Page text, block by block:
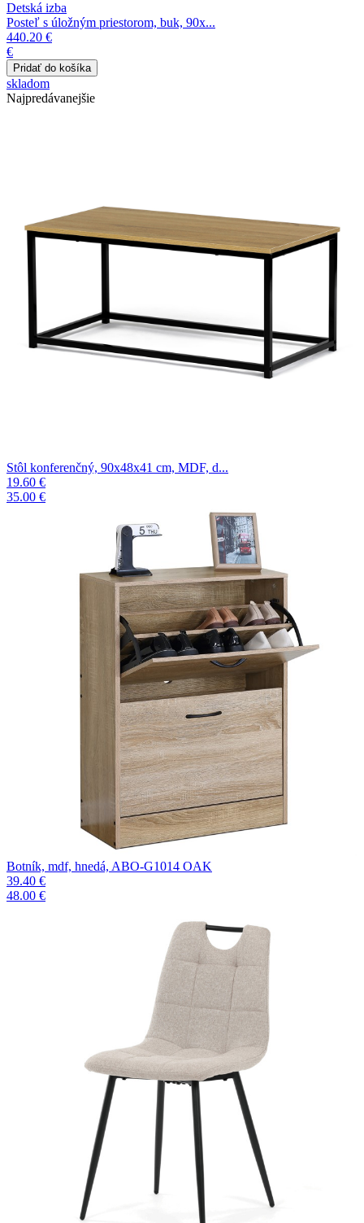
Detská izba
Posteľ s úložným priestorom, buk, 90x...
440.20 €
€
skladom
Najpredávanejšie
Stôl konferenčný, 90x48x41 cm, MDF, d...
19.60 €
35.00 €
Botník, mdf, hnedá, ABO-G1014 OAK
39.40 €
48.00 €